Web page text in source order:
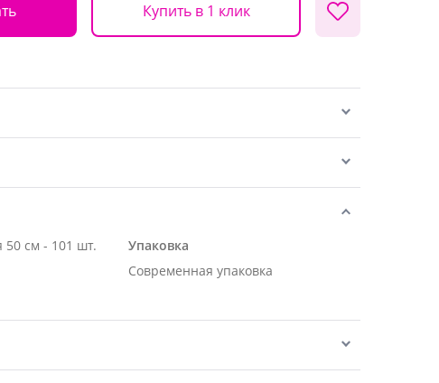
Купить в 1 клик
50 см - 101 шт.
Упаковка
Современная упаковка